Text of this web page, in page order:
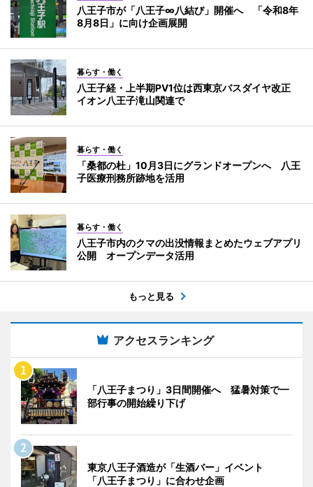
八王子市が「八王子∞八結び」開催へ 「令和8年
8月8日」に向け企画展開
暮らす・働く
八王子経・上半期PV1位は西東京バスダイヤ改正
イオン八王子滝山関連で
暮らす・働く
「桑都の杜」10月3日にグランドオープンへ 八王
子医療刑務所跡地を活用
暮らす・働く
八王子市内のクマの出没情報まとめたウェブアプリ
公開 オープンデータ活用
もっと見る
アクセスランキング
「八王子まつり」3日間開催へ 猛暑対策で一
部行事の開始繰り下げ
東京八王子酒造が「生酒バー」イベント
「八王子まつり」に合わせ企画